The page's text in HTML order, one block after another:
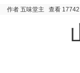
作者 五味堂主 查看